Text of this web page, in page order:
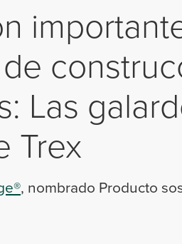
Las
Trex
, nombrado Producto